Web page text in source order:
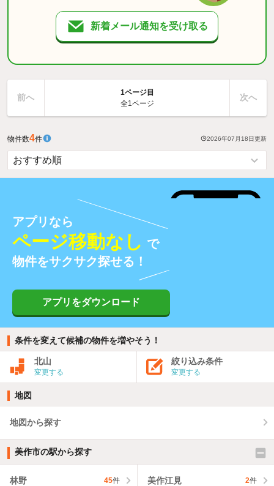
新着メール通知を受け取る
前へ
1ページ目
全1ページ
次へ
物件数4件 2026年07月18日更新
アプリなら
ページ移動なし で
物件をサクサク探せる！
アプリをダウンロード
条件を変えて候補の物件を増やそう！
北山
変更する
絞り込み条件
変更する
地図
地図から探す
美作市の駅から探す
林野 45件 美作江見 2件